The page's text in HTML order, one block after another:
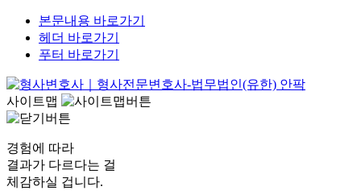
본문내용 바로가기
헤더 바로가기
푸터 바로가기
사이트맵
경험에 따라
결과가 다르다는 걸
체감하실 겁니다.